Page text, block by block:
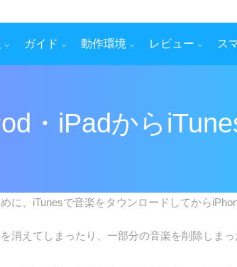
ガイド 動作環境 レビュー ス
・iPadから
に、iTunesで音楽をタウンロードしてから
消えてしまったり、一部分の音楽を削除しま